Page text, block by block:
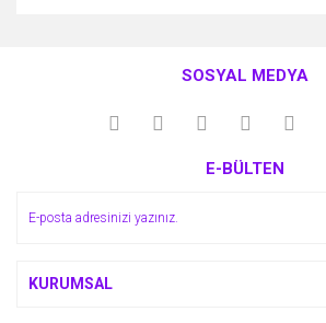
kullanarak tarafımıza iletebilirsiniz.
Görüş ve önerileriniz için teşekkür ederiz.
Ürün açıklamasında eksik bilgiler bulunuyor.
SOSYAL MEDYA
E-BÜLTEN
KURUMSAL